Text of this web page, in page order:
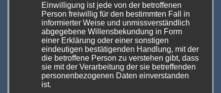
70629 Stuttgart
Deutschland
Das Stuttgarter Messegelände befindet sich
direkt neben dem Flughafen Stuttgart, mit
direktem Anschluss an alle
Verkehrsmöglichkeiten. Das Messegelände
Einwilligung ist jede von der betroffenen
Person freiwillig für den bestimmten Fall in
informierter Weise und unmissverständlich
abgegebene Willensbekundung in Form
einer Erklärung oder einer sonstigen
eindeutigen bestätigenden Handlung, mit der
die betroffene Person zu verstehen gibt, dass
sie mit der Verarbeitung der sie betreffenden
personenbezogenen Daten einverstanden
ist.